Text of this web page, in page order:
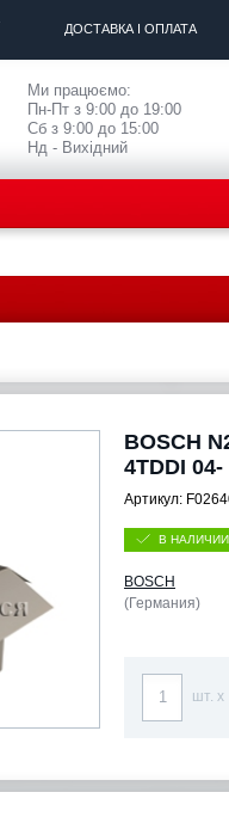
ДОСТАВКА І ОПЛАТА
Ми працюємо:
Пн-Пт з 9:00 до 19:00
Сб з 9:00 до 15:00
Нд - Вихідний
BOSCH
4TDDI 04-
Артикул:
В НАЛИЧИИ
BOSCH
(Германия)
шт. x